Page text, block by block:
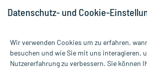
Alle Preise gelten inkl. MwSt., ggf. zzgl.
Datenschutz- und Cookie-
Wir verwenden Cookies um zu erfahren,
besuchen und wie Sie mit uns interagieren,
Nutzererfahrung zu verbessern. Sie können